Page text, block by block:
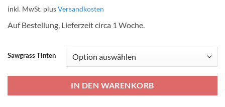
inkl. MwSt. plusVersandkosten
Auf Bestellung, Lieferzeit circa 1 Woche.
Sawgrass Tinten
IN DEN WARENKORB